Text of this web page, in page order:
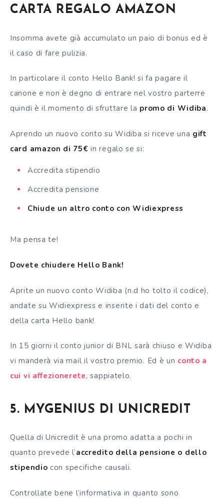
CARTA REGALO AMAZON
Insomma avete già accumulato un paio di bonus ed è
il caso di fare pulizia.
In particolare il conto Hello Bank! si fa pagare il
canone e non è degno di entrare nel vostro parterre
quindi è il momento di sfruttare la promo di Widiba.
Aprendo un nuovo conto su Widiba si riceve una gift
card amazon di 75€ in regalo se si:
Accredita stipendio
Accredita pensione
Chiude un altro conto con Widiexpress
Ma pensa te!
Dovete chiudere Hello Bank!
Aprite un nuovo conto Widiba (n.d ho tolto il codice),
andate su Widiexpress e inserite i dati del conto e
della carta Hello bank!
In 15 giorni il conto junior di BNL sarà chiuso e Widiba
vi manderà via mail il vostro premio. Ed è un conto a
cui vi affezionerete, sappiatelo.
5. MYGENIUS DI UNICREDIT
Quella di Unicredit è una promo adatta a pochi in
quanto prevede l’accredito della pensione o dello
stipendio con specifiche causali.
Controllate bene l’informativa in quanto sono